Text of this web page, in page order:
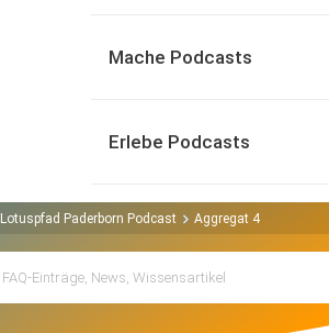
Mache Podcasts
Erlebe Podcasts
Lotuspfad Paderborn Podcast Aggregat 4